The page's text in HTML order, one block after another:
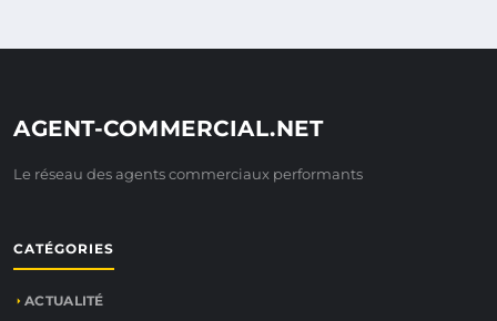
AGENT-COMMERCIAL.NET
Le réseau des agents commerciaux performants
CATÉGORIES
ACTUALITÉ